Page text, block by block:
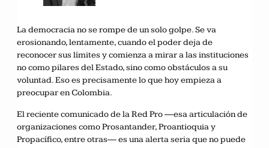
La democracia no se rompe de un solo golpe. Se va
erosionando, lentamente, cuando el poder deja de
reconocer sus límites y comienza a mirar a las instituciones
no como pilares del Estado, sino como obstáculos a su
voluntad. Eso es precisamente lo que hoy empieza a
preocupar en Colombia.
El reciente comunicado de la Red Pro —esa articulación de
organizaciones como Prosantander, Proantioquia y
Propacífico, entre otras— es una alerta seria que no puede